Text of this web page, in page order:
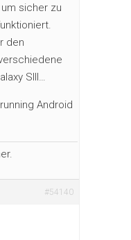
sicher zu
den
SIII…
Android
#54140